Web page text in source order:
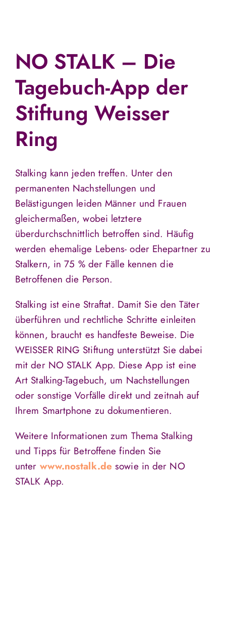
NO STALK – Die
Tagebuch-App der
Stiftung Weisser
Ring
Stalking kann jeden treffen. Unter den
permanenten Nachstellungen und
Belästigungen leiden Männer und Frauen
gleichermaßen, wobei letztere
überdurchschnittlich betroffen sind. Häufig
werden ehemalige Lebens- oder Ehepartner zu
Stalkern, in 75 % der Fälle kennen die
Betroffenen die Person.
Stalking ist eine Straftat. Damit Sie den Täter
überführen und rechtliche Schritte einleiten
können, braucht es handfeste Beweise. Die
WEISSER RING Stiftung unterstützt Sie dabei
mit der NO STALK App. Diese App ist eine
Art Stalking-Tagebuch, um Nachstellungen
oder sonstige Vorfälle direkt und zeitnah auf
Ihrem Smartphone zu dokumentieren.
Weitere Informationen zum Thema Stalking
und Tipps für Betroffene finden Sie
unter www.nostalk.de sowie in der NO
STALK App.